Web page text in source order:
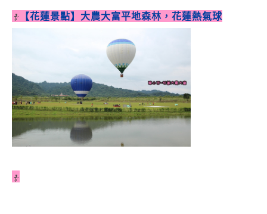
【花蓮景點】大農大富平地森林，花蓮熱氣球